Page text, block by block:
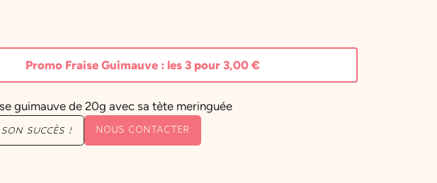
Promo Fraise Guimauve : les 3 pour 3,00 €
guimauve de 20g avec sa tète meringuée
SUCCÈS ! NOUS CONTACTER